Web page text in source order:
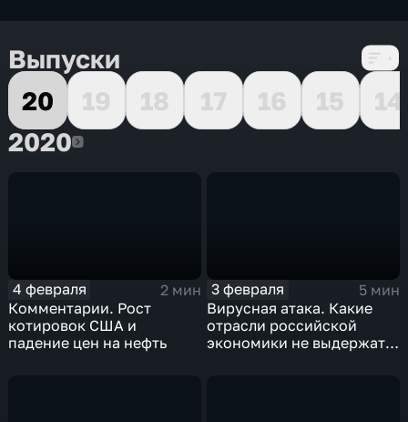
Выпуски
20
19 18 17 16 15
14
20202020
4 февраля
2 мин
Комментарии. Рост
котировок США и
падение цен на нефть
3 февраля
5 мин
Вирусная атака. Какие
отрасли российской
экономики не выдержат